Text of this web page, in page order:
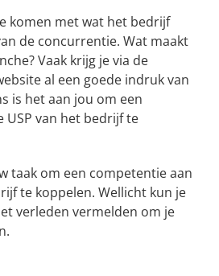
komen met wat het bedrijf
de concurrentie. Wat maakt
Vaak krijg je via de
al een goede indruk van
is het aan jou om een
USP van het bedrijf te
taak om een competentie aan
te koppelen. Wellicht kun je
verleden vermelden om je